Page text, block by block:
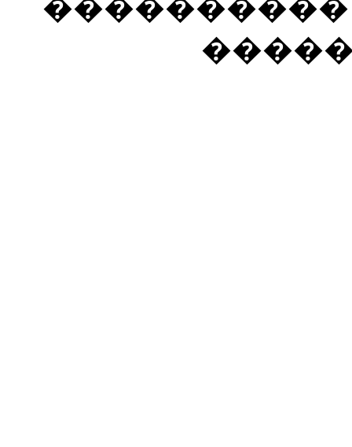
����������